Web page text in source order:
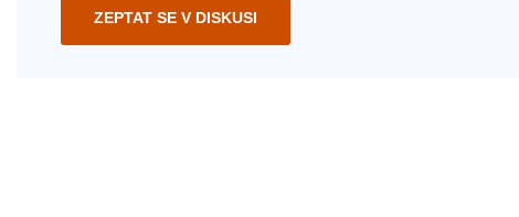
ZEPTAT SE V DISKUSI